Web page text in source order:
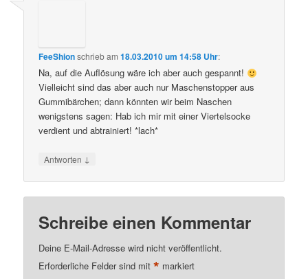
FeeShionschriebam18.03.2010 um 14:58 Uhr:
Na, auf die Auflösung wäre ich aber auch gespannt!
Vielleicht sind das aber auch nur Maschenstopper aus
Gummibärchen; dann könnten wir beim Naschen
wenigstens sagen: Hab ich mir mit einer Viertelsocke
verdient und abtrainiert! *lach*
Antworten ↓
Schreibe einen Kommentar
Deine E-Mail-Adresse wird nicht veröffentlicht.
Erforderliche Felder sind mit* markiert